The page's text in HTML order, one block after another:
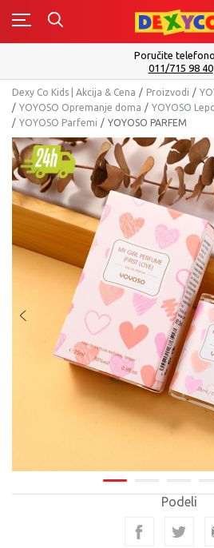
0
Dexy Co Kids | Akcija & Cena Proizvodi
YOYOSO Opremanje doma
YOYOSO
YOYOSO Parfemi
YOYOSO PARFEM
Podeli